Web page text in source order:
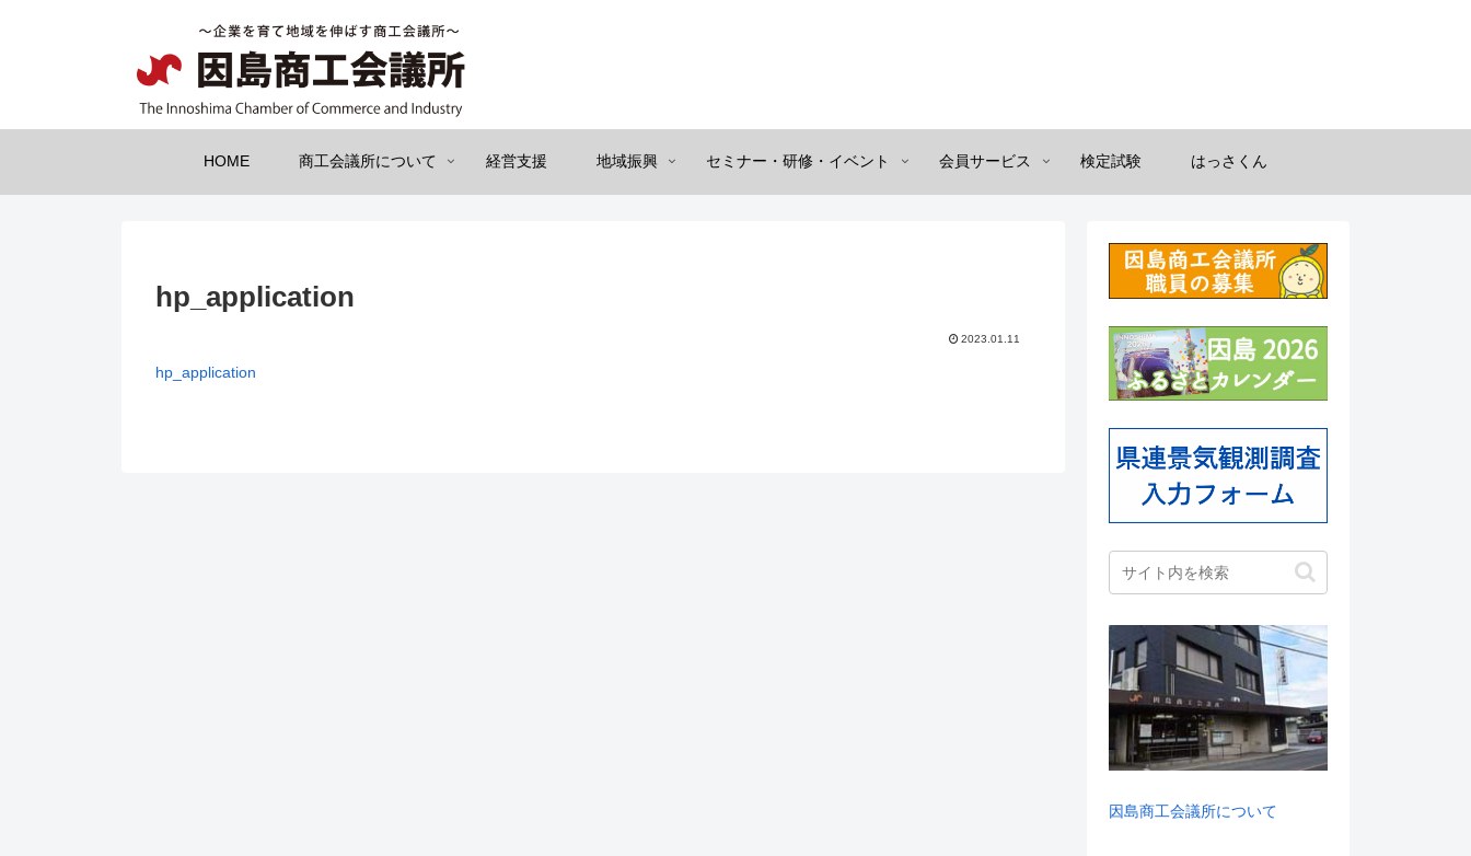
HOME 商工会議所について 経営支援 地域振興 セミナー・研修・イベント 会員サービス 検定試験 はっさくん
hp_application
2023.01.11
hp_application
因島商工会議所について